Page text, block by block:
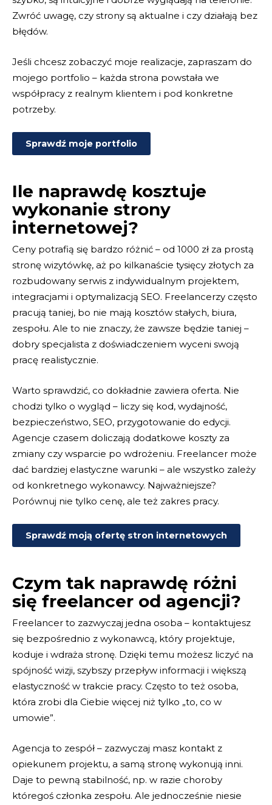
Zwróć uwagę, czy strony są aktualne i czy działają bez
błędów.
Jeśli chcesz zobaczyć moje realizacje, zapraszam do
mojego portfolio – każda strona powstała we
współpracy z realnym klientem i pod konkretne
potrzeby.
Sprawdź moje portfolio
Ile naprawdę kosztuje
wykonanie strony
internetowej?
Ceny potrafią się bardzo różnić – od 1000 zł za prostą
stronę wizytówkę, aż po kilkanaście tysięcy złotych za
rozbudowany serwis z indywidualnym projektem,
integracjami i optymalizacją SEO. Freelancerzy często
pracują taniej, bo nie mają kosztów stałych, biura,
zespołu. Ale to nie znaczy, że zawsze będzie taniej –
dobry specjalista z doświadczeniem wyceni swoją
pracę realistycznie.
Warto sprawdzić, co dokładnie zawiera oferta. Nie
chodzi tylko o wygląd – liczy się kod, wydajność,
bezpieczeństwo, SEO, przygotowanie do edycji.
Agencje czasem doliczają dodatkowe koszty za
zmiany czy wsparcie po wdrożeniu. Freelancer może
dać bardziej elastyczne warunki – ale wszystko zależy
od konkretnego wykonawcy. Najważniejsze?
Porównuj nie tylko cenę, ale też zakres pracy.
Sprawdź moją ofertę stron internetowych
Czym tak naprawdę różni
się freelancer od agencji?
Freelancer to zazwyczaj jedna osoba – kontaktujesz
się bezpośrednio z wykonawcą, który projektuje,
koduje i wdraża stronę. Dzięki temu możesz liczyć na
spójność wizji, szybszy przepływ informacji i większą
elastyczność w trakcie pracy. Często to też osoba,
która zrobi dla Ciebie więcej niż tylko „to, co w
umowie”.
Agencja to zespół – zazwyczaj masz kontakt z
opiekunem projektu, a samą stronę wykonują inni.
Daje to pewną stabilność, np. w razie choroby
któregoś członka zespołu. Ale jednocześnie niesie